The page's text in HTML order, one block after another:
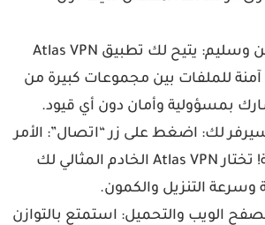
اتصال P2P آمن وسليم: يتيح لك تطبيق Atlas VPN
للملفات بين مجموعات كبيرة من
وأمان دون أي قيود.
لك: اضغط على زر “اتصال”: الأمر
بهذه البساطة! تختار Atlas VPN الخادم المثالي لك
التنزيل والكمون.
الويب والتحميل: استمتع بالتوازن